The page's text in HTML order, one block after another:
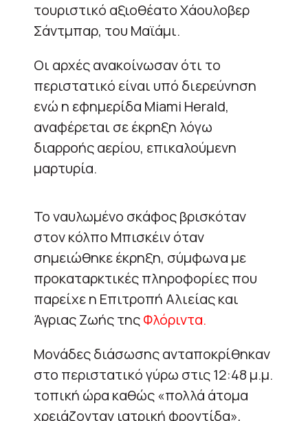
τουριστικό αξιοθέατο Χάουλοβερ
Σάντμπαρ, του Μαϊάμι.
Οι αρχές ανακοίνωσαν ότι το
περιστατικό είναι υπό διερεύνηση
ενώ η εφημερίδα Miami Herald,
αναφέρεται σε έκρηξη λόγω
διαρροής αερίου, επικαλούμενη
μαρτυρία.
Το ναυλωμένο σκάφος βρισκόταν
στον κόλπο Μπισκέιν όταν
σημειώθηκε έκρηξη, σύμφωνα με
προκαταρκτικές πληροφορίες που
παρείχε η Επιτροπή Αλιείας και
Άγριας Ζωής τηςΦλόριντα.
Μονάδες διάσωσης ανταποκρίθηκαν
στο περιστατικό γύρω στις 12:48 μ.μ.
τοπική ώρα καθώς «πολλά άτομα
χρειάζονταν ιατρική φροντίδα»,